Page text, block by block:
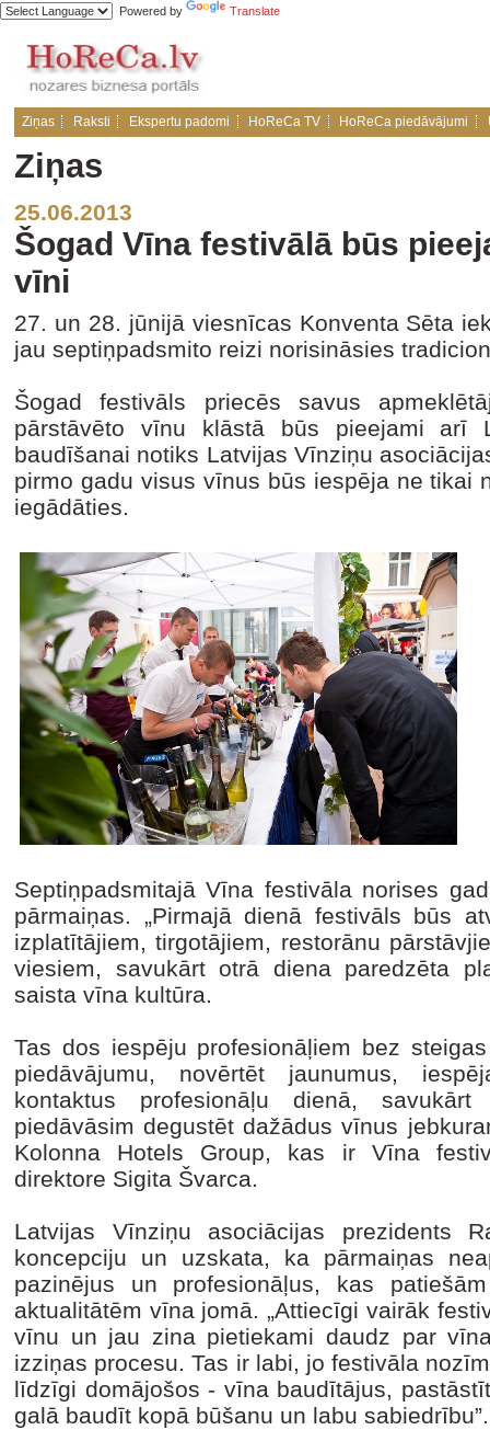
Powered by Translate
Ziņas Raksti Ekspertu padomi HoReCa TV HoReCa piedāvājumi
Ziņas
25.06.2013
Šogad Vīna festivālā būs
vīni
27. un 28. jūnijā viesnīcas Konventa Sēta
jau septiņpadsmito reizi norisināsies
Šogad festivāls priecēs savus
pārstāvēto vīnu klāstā būs pieejami arī
baudīšanai notiks Latvijas Vīnziņu
pirmo gadu visus vīnus būs iespēja ne tikai
iegādāties.
Septiņpadsmitajā Vīna festivāla norises
pārmaiņas. „Pirmajā dienā festivāls būs
izplatītājiem, tirgotājiem, restorānu
viesiem, savukārt otrā diena paredzēta
saista vīna kultūra.
Tas dos iespēju profesionāļiem bez
piedāvājumu, novērtēt jaunumus,
kontaktus profesionāļu dienā,
piedāvāsim degustēt dažādus vīnus
Kolonna Hotels Group, kas ir Vīna
direktore Sigita Švarca.
Latvijas Vīnziņu asociācijas prezidents
koncepciju un uzskata, ka pārmaiņas
pazinējus un profesionāļus, kas
aktualitātēm vīna jomā. „Attiecīgi vairāk
vīnu un jau zina pietiekami daudz par
izziņas procesu. Tas ir labi, jo festivāla
līdzīgi domājošos - vīna baudītājus,
galā baudīt kopā būšanu un labu sabiedrību”.